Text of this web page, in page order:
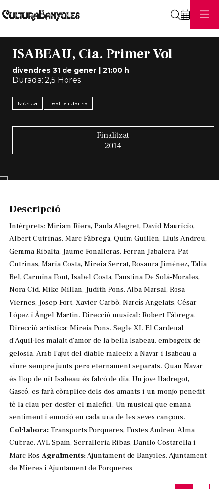
ISABEAU, Cia. Primer Vol
divendres 31 de gener | 21:00 h
Durada: 2,5 Hores
Música Teatre i dansa
Finalitzat
2014
Descripció
Intèrprets: Míriam Riera, Paula Alegret, David Mauricio,
Albert Cutrinas, Marc Fàbrega, Quim Guillén, Lluís Andreu,
Gemma Ribalta, Jaume Fonalleras, Ferran Jabalera, Pat
Cutrinas, Maria Costa, Mireia Serrat, Rosaura Jiménez, Tàlia
Bel, Carmina Font, Isabel Costa, Faustina De Solà-Morales,
Nora Cid, Mike Millan, Judith Pons, Alba Marsal, Rosa
Viernes, Josep Fort, Xavier Carbò, Narcís Angelats, César
López i Àngel Martín. Direcció musical: Robert Fàbrega.
Direcció artística: Mireia Pons. Segle XI. El Cardenal
d’Aquil·les malalt d’amor de la bella Isabeau, embogeix de
gelosia. Amb l’ajut del diable maleeix a Navar i Isabeau a
viure sempre junts però eternament separats. Quan Navar
és llop de nit Isabeau és falcó de dia. Un jove lladregot,
Gascó, es farà còmplice dels dos amants i un monjo penedit
té la clau per desfer el malefici. Un musical que emana
sentiment i emoció en cada una de les seves cançons.
Col·labora: Transports Porqueres, Fustes Andreu, Alma
Cubrae, AVL Spain, Serralleria Ribas, Danilo Costarella i
Marc Ros Agraïments:Ajuntament de Banyoles, Ajuntament
de Mieres i Ajuntament de Porqueres